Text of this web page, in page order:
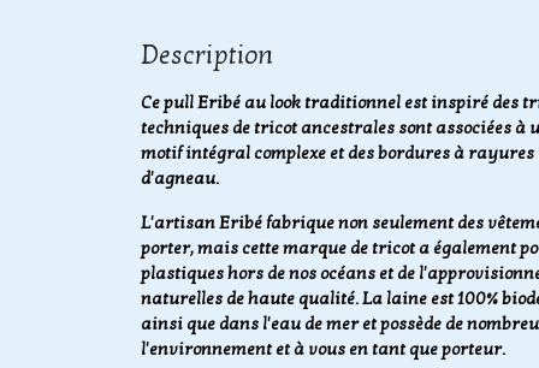
Description
Ce pull Eribé au look traditionnel est inspiré des
techniques de tricot ancestrales sont associées à
motif intégral complexe et des bordures à
d'agneau.
L'artisan Eribé fabrique non seulement des
porter, mais cette marque de tricot a également
plastiques hors de nos océans et de
naturelles de haute qualité. La laine est 100%
ainsi que dans l'eau de mer et possède de
l'environnement et à vous en tant que porteur.